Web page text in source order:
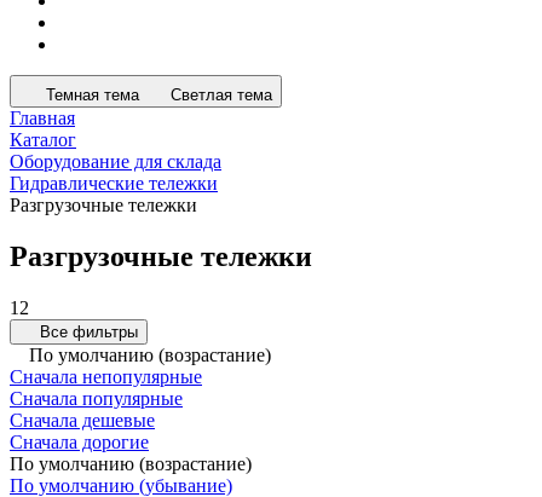
Темная тема Светлая тема
Главная
Каталог
Оборудование для склада
Гидравлические тележки
Разгрузочные тележки
Разгрузочные тележки
12
Все фильтры
По умолчанию (возрастание)
Сначала непопулярные
Сначала популярные
Сначала дешевые
Сначала дорогие
По умолчанию (возрастание)
По умолчанию (убывание)